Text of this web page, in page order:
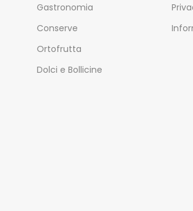
Gastronomia
Conserve
Ortofrutta
Dolci e Bollicine